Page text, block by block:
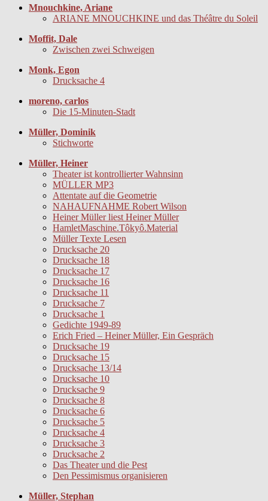
Mnouchkine, Ariane
ARIANE MNOUCHKINE und das Théâtre du Soleil
Moffit, Dale
Zwischen zwei Schweigen
Monk, Egon
Drucksache 4
moreno, carlos
Die 15-Minuten-Stadt
Müller, Dominik
Stichworte
Müller, Heiner
Theater ist kontrollierter Wahnsinn
MÜLLER MP3
Attentate auf die Geometrie
NAHAUFNAHME Robert Wilson
Heiner Müller liest Heiner Müller
HamletMaschine.Tôkyô.Material
Müller Texte Lesen
Drucksache 20
Drucksache 18
Drucksache 17
Drucksache 16
Drucksache 11
Drucksache 7
Drucksache 1
Gedichte 1949-89
Erich Fried – Heiner Müller, Ein Gespräch
Drucksache 19
Drucksache 15
Drucksache 13/14
Drucksache 10
Drucksache 9
Drucksache 8
Drucksache 6
Drucksache 5
Drucksache 4
Drucksache 3
Drucksache 2
Das Theater und die Pest
Den Pessimismus organisieren
Müller, Stephan